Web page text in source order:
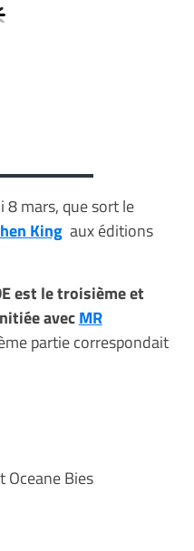
8 mars, que sort le
King aux éditions
est le troisième et
avecMR
partie correspondait
Oceane Bies